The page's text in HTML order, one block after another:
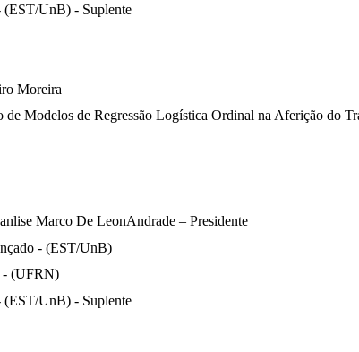
(EST/UnB) - Suplente
Moreira
de Modelos de Regressão Logística Ordinal na Aferição do
Marco De LeonAndrade – Presidente
- (EST/UnB)
- (UFRN)
(EST/UnB) - Suplente